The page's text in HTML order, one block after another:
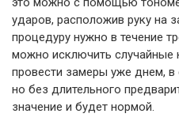
ударов, расположив руку на
процедуру нужно в течение
можно исключить случайные
провести замеры уже днем,
но без длительного
значение и будет нормой.